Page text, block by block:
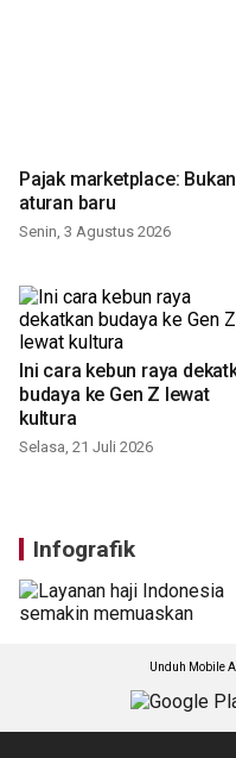
Pajak marketplace: Bukan
aturan baru
Senin, 3 Agustus 2026
Selasa, 21 Juli 2026
Infografik